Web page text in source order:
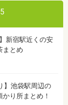
新宿駅近くの安
まとめ
】池袋駅周辺の
り所まとめ！